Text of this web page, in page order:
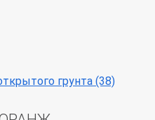
грунта (38)